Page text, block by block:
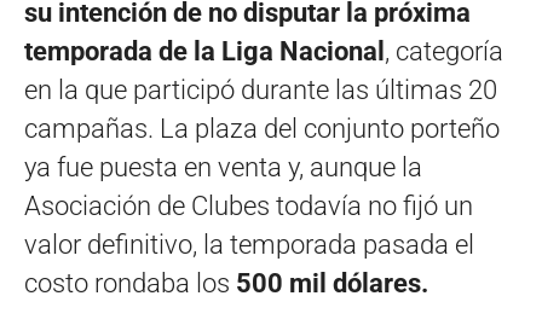
su intención de no disputar la próxima
temporada de la Liga Nacional , categoría
en la que participó durante las últimas 20
campañas. La plaza del conjunto porteño
ya fue puesta en venta y, aunque la
Asociación de Clubes todavía no fijó un
valor definitivo, la temporada pasada el
costo rondaba los 500 mil dólares.